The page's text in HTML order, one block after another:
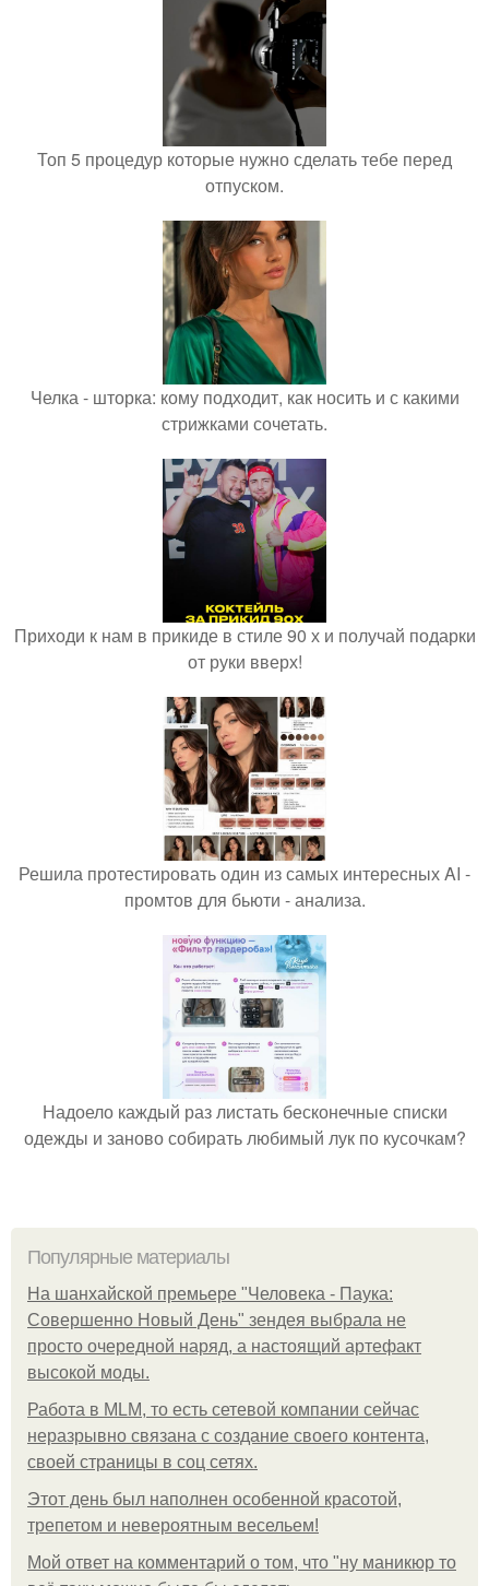
Топ 5 процедур которые нужно сделать тебе перед
отпуском.
Челка - шторка: кому подходит, как носить и с какими
стрижками сочетать.
Приходи к нам в прикиде в стиле 90 х и получай подарки
от руки вверх!
Решила протестировать один из самых интересных AI -
промтов для бьюти - анализа.
Надоело каждый раз листать бесконечные списки
одежды и заново собирать любимый лук по кусочкам?
Популярные материалы
На шанхайской премьере "Человека - Паука:
Совершенно Новый День" зендея выбрала не
просто очередной наряд, а настоящий артефакт
высокой моды.
Работа в MLM, то есть сетевой компании сейчас
неразрывно связана с создание своего контента,
своей страницы в соц сетях.
Этот день был наполнен особенной красотой,
трепетом и невероятным весельем!
Мой ответ на комментарий о том, что "ну маникюр то